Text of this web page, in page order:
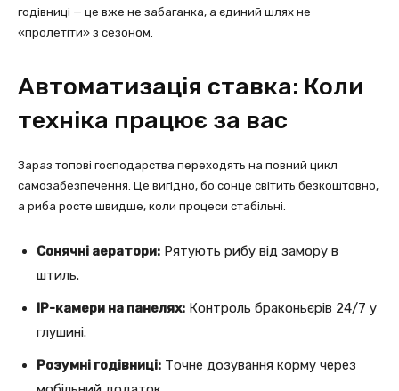
годівниці — це вже не забаганка, а єдиний шлях не
«пролетіти» з сезоном.
Автоматизація ставка: Коли
техніка працює за вас
Зараз топові господарства переходять на повний цикл
самозабезпечення. Це вигідно, бо сонце світить безкоштовно,
а риба росте швидше, коли процеси стабільні.
Сонячні аератори: Рятують рибу від замору в
штиль.
IP-камери на панелях: Контроль браконьєрів 24/7 у
глушині.
Розумні годівниці: Точне дозування корму через